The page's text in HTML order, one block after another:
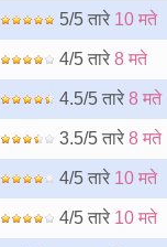
5/5 तारे 10 मते
4/5 तारे 8 मते
4.5/5 तारे 8 मते
3.5/5 तारे 8 मते
4/5 तारे 10 मते
4/5 तारे 10 मते